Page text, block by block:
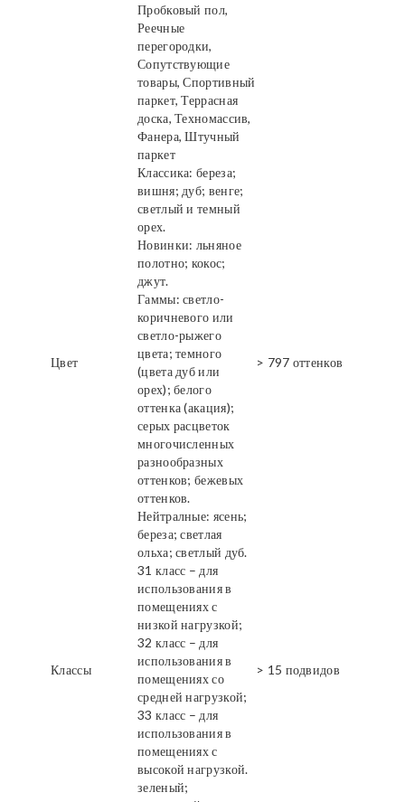
Пробковый пол,
Реечные
перегородки,
Сопутствующие
товары, Спортивный
паркет, Террасная
доска, Техномассив,
Фанера, Штучный
паркет
Цвет
Классика: береза;
вишня; дуб; венге;
светлый и темный
орех.
Новинки: льняное
полотно; кокос;
джут.
Гаммы: светло-
коричневого или
светло-рыжего
цвета; темного
(цвета дуб или
орех); белого
оттенка (акация);
серых расцветок
многочисленных
разнообразных
оттенков; бежевых
оттенков.
Нейтралные: ясень;
береза; светлая
ольха; светлый дуб.
> 797 оттенков
Классы
31 класс – для
использования в
помещениях с
низкой нагрузкой;
32 класс – для
использования в
помещениях со
средней нагрузкой;
33 класс – для
использования в
помещениях с
высокой нагрузкой.
> 15 подвидов
зеленый;